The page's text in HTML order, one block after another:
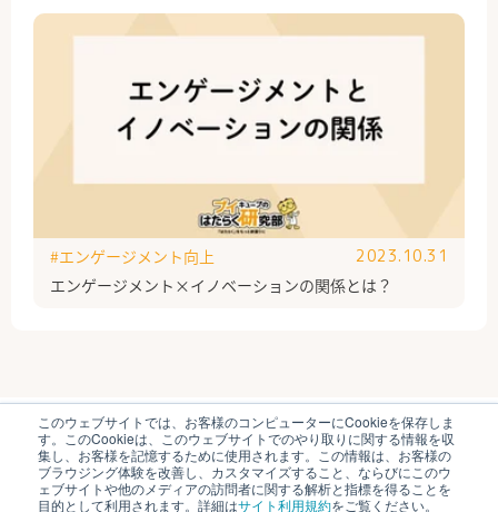
このウェブサイトでは、お客様のコンピューターにCookieを保存しま
す。このCookieは、このウェブサイトでのやり取りに関する情報を収
集し、お客様を記憶するために使用されます。この情報は、お客様の
ブラウジング体験を改善し、カスタマイズすること、ならびにこのウ
ェブサイトや他のメディアの訪問者に関する解析と指標を得ることを
目的として利用されます。詳細はサイト利用規約をご覧ください。
エンゲージメント×イノベーションの関係とは？
#エンゲージメント向上 2023.10.31
ブイキューブのはたらく研究部とは 運営会社
個人情報保護方針 各種お問い合わせ
© V-cube, Inc. All Rights Reserved.